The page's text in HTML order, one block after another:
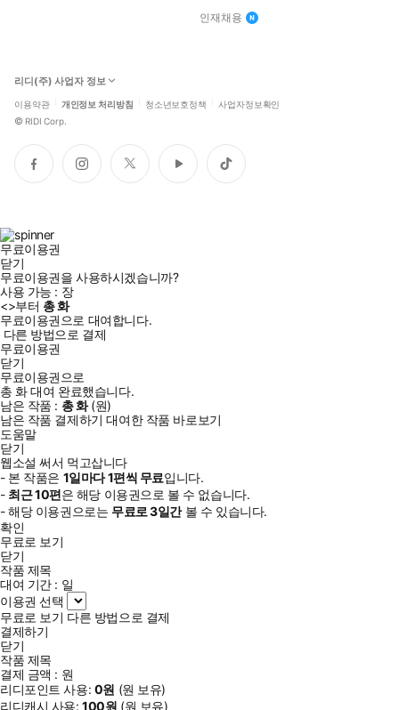
인재채용
리디(주) 사업자 정보
이용약관 개인정보 처리방침 청소년보호정책 사업자정보확인
© RIDI Corp.
페
이
인
스
트
위
유
튜
틱
톡
무료이용권
닫기
무료이용권을 사용하시겠습니까?
사용 가능 : 장
<>부터 총화
무료이용권으로 대여합니다.
다른 방법으로 결제
무료이용권
닫기
무료이용권으로
총 화대여 완료했습니다.
남은 작품 : 총화(원)
남은 작품 결제하기 대여한 작품 바로보기
도움말
닫기
웹소설 써서 먹고삽니다
- 본 작품은 1일마다1편씩 무료입니다.
- 최근10편은 해당 이용권으로 볼 수 없습니다.
- 해당 이용권으로는 무료로3일간볼 수 있습니다.
확인
무료로 보기
닫기
작품 제목
대여 기간 : 일
이용권 선택
무료로 보기 다른 방법으로 결제
결제하기
닫기
작품 제목
결제 금액 : 원
리디포인트 사용: 0원 (원 보유)
리디캐시 사용:100원 (원 보유)